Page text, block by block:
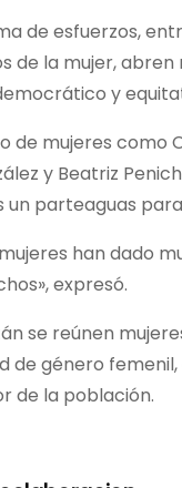
de esfuerzos,
de la mujer,
y
de mujeres como
y Beatriz
un parteaguas
han dado
expresó.
se reúnen
de género
de la población.